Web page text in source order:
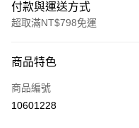
付款與運送方式
超取滿NT$798免運
信用卡一次付款
超商取貨付款
商品特色
商品編號
10601228